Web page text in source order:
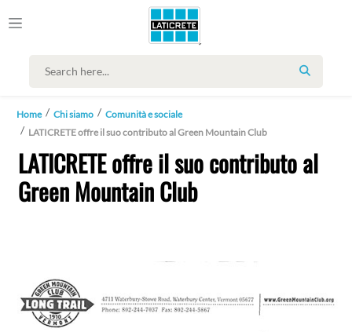
SEARCH
Home Chi siamo
Comunità e sociale
LATICRETE offre il suo contributo al Green Mountain Club
LATICRETE offre il suo contributo al
Green Mountain Club